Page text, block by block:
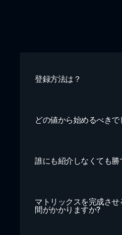
登録方法は？
どの値から始めるべきで
誰にも紹介しなくても勝
マトリックスを完成さ
間がかかりますか?